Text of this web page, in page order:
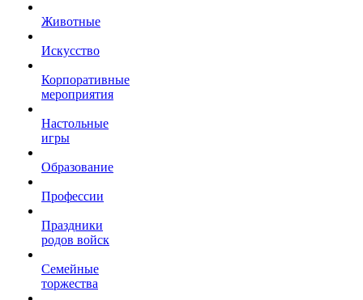
Животные
Искусство
Корпоративные
мероприятия
Настольные
игры
Образование
Профессии
Праздники
родов войск
Семейные
торжества